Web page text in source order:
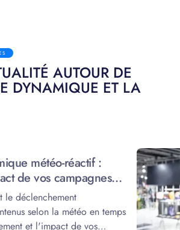
AUTOUR DE
DYNAMIQUE ET LA
météo-réactif :
de vos campagnes
le déclenchement
selon la météo en temps
et l'impact de vos